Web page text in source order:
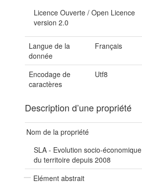
Licence Ouverte / Open Licence
version 2.0
Langue de la
donnée
Français
Encodage de
caractères
Utf8
Description d’une propriété
Nom de la propriété
SLA - Evolution socio-économique
du territoire depuis 2008
Elément abstrait